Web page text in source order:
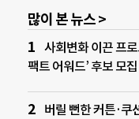
많이 본 뉴스 >
사회변화 이끈 프
팩트 어워드’ 후보 모집
버릴 뻔한 커튼·쿠